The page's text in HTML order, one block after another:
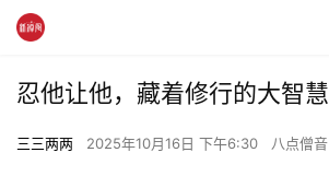
忍他让他，藏着修行的大智慧
三三两两 2025年10月16日 下午6:30 八点僧音